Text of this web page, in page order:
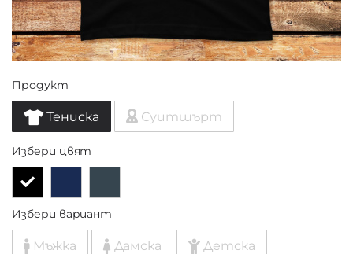
Продукт
Тениска Суитшърт
Избери цвят
Избери вариант
Мъжка Дамска Детска